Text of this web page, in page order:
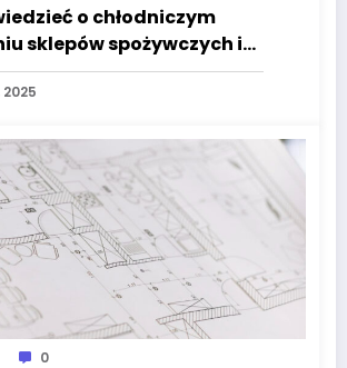
o chłodniczym
sklepów spożywczych i
0